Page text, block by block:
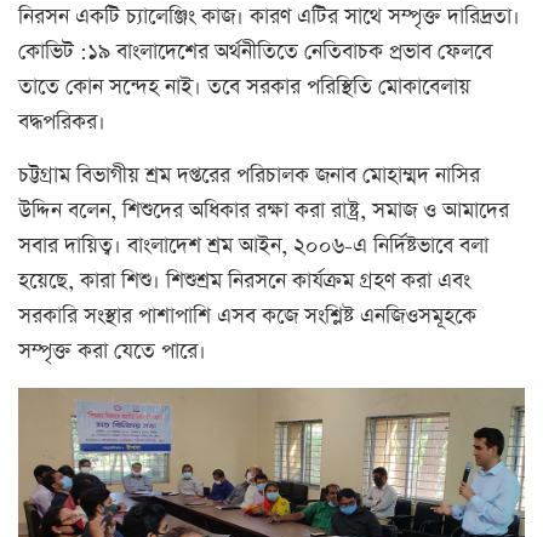
নিরসন একটি চ্যালেঞ্জিং কাজ। কারণ এটির সাথে সম্পৃক্ত দারিদ্রতা।
কোভিট :১৯ বাংলাদেশের অর্থনীতিতে নেতিবাচক প্রভাব ফেলবে
তাতে কোন সন্দেহ নাই। তবে সরকার পরিস্থিতি মোকাবেলায়
বদ্ধপরিকর।
চট্টগ্রাম বিভাগীয় শ্রম দপ্তরের পরিচালক জনাব মোহাম্মদ নাসির
উদ্দিন বলেন, শিশুদের অধিকার রক্ষা করা রাষ্ট্র, সমাজ ও আমাদের
সবার দায়িত্ব। বাংলাদেশ শ্রম আইন, ২০০৬-এ নির্দিষ্টভাবে বলা
হয়েছে, কারা শিশু। শিশুশ্রম নিরসনে কার্যক্রম গ্রহণ করা এবং
সরকারি সংস্থার পাশাপাশি এসব কজে সংশ্লিষ্ট এনজিওসমূহকে
সম্পৃক্ত করা যেতে পারে।